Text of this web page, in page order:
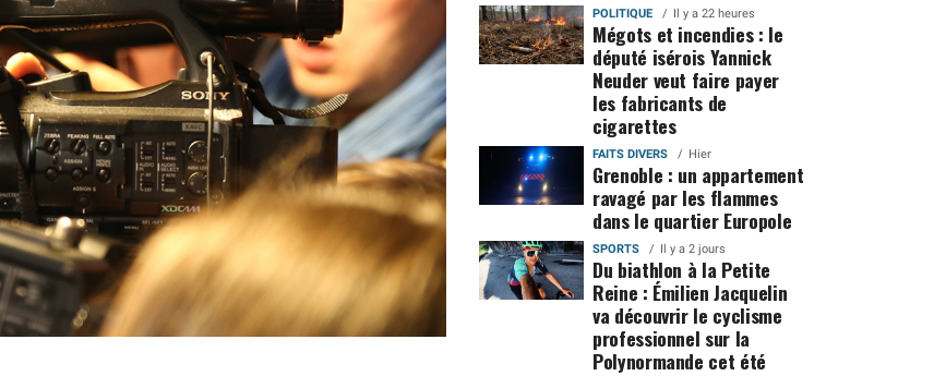
POLITIQUE Il y a 22 heures
Mégots et incendies : le
député isérois Yannick
Neuder veut faire payer
les fabricants de
cigarettes
FAITS DIVERS Hier
Grenoble : un appartement
ravagé par les flammes
dans le quartier Europole
SPORTS Il y a 2 jours
Du biathlon à la Petite
Reine : Émilien Jacquelin
va découvrir le cyclisme
professionnel sur la
Polynormande cet été